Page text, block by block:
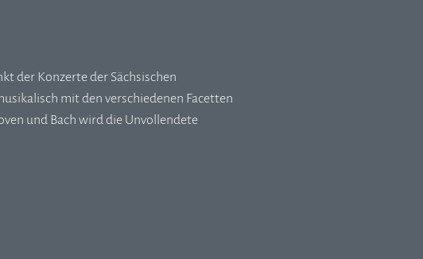
der Konzerte der Sächsischen
mit den verschiedenen Facetten
und Bach wird die Unvollendete